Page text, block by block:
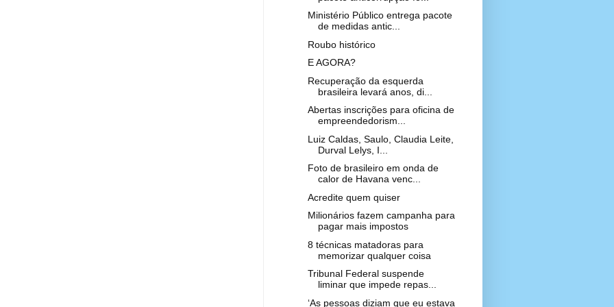
Ministério Público entrega pacote
de medidas antic...
Roubo histórico
E AGORA?
Recuperação da esquerda
brasileira levará anos, di...
Abertas inscrições para oficina de
empreendedorism...
Luiz Caldas, Saulo, Claudia Leite,
Durval Lelys, I...
Foto de brasileiro em onda de
calor de Havana venc...
Acredite quem quiser
Milionários fazem campanha para
pagar mais impostos
8 técnicas matadoras para
memorizar qualquer coisa
Tribunal Federal suspende
liminar que impede repas...
‘As pessoas diziam que eu estava